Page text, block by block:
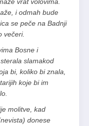
i odmah bude
se peče na Badnji
večeri.
Bosne i
slamakod
bi, koliko bi znala,
koje bi im
molitve, kad
donese